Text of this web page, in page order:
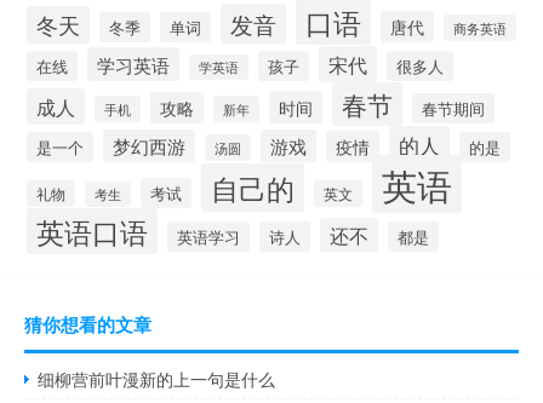
冬天 冬季 单词 发音 口语 唐代 商务英语
在线 学习英语 学英语 孩子 宋代 很多人
成人 手机 攻略 新年 时间 春节
春节期间
是一个
梦幻西游 汤圆 游戏 疫情 的人 的是
礼物 考生 考试 自己的 英文 英语
英语口语 英语学习 诗人 还不 都是
猜你想看的文章
细柳营前叶漫新的上一句是什么